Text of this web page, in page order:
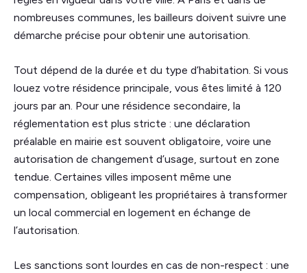
nombreuses communes, les bailleurs doivent suivre une
démarche précise pour obtenir une autorisation.
Tout dépend de la durée et du type d’habitation. Si vous
louez votre résidence principale, vous êtes limité à 120
jours par an. Pour une résidence secondaire, la
réglementation est plus stricte : une déclaration
préalable en mairie est souvent obligatoire, voire une
autorisation de changement d’usage, surtout en zone
tendue. Certaines villes imposent même une
compensation, obligeant les propriétaires à transformer
un local commercial en logement en échange de
l’autorisation.
Les sanctions sont lourdes en cas de non-respect : une